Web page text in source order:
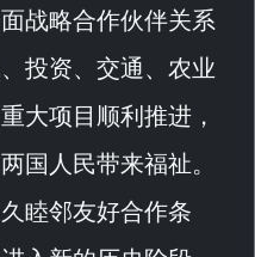
战略合作伙伴关系
投资、交通、农业
大项目顺利推进，
国人民带来福祉。
睦邻友好合作条